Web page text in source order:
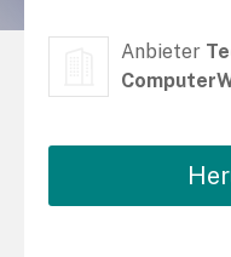
Anbieter